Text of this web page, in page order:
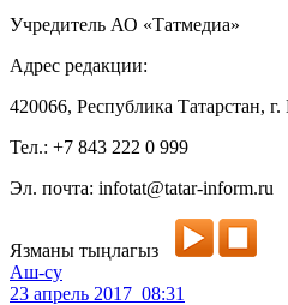
Учредитель АО «Татмедиа»
Адрес редакции:
420066, Республика Татарстан,
Тел.: +7 843 222 0 999
Эл. почта: infotat@tatar-inform.ru
Язманы тыңлагыз
Аш-су
23 апрель 2017 08:31